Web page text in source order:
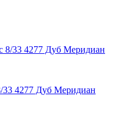
33 4277 Дуб Меридиан